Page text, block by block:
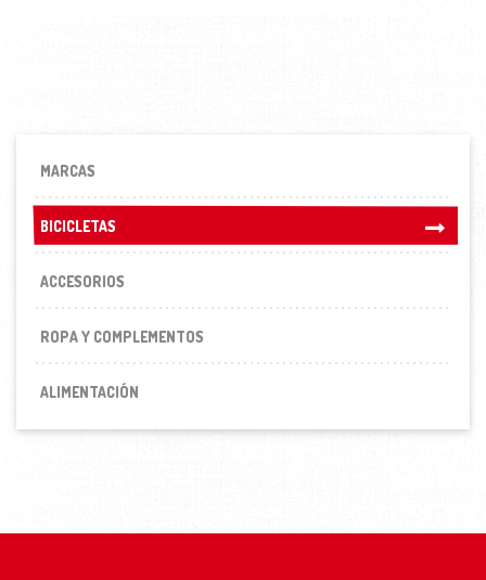
MARCAS
BICICLETAS
BICICLETAS
ACCESORIOS
ROPA Y COMPLEMENTOS
ALIMENTACIÓN